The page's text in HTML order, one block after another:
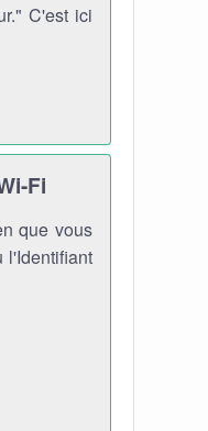
C'est ici
Fi
que vous
l'Identifiant